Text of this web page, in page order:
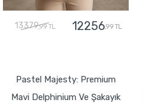
13379,99 TL 12256,99 TL
Pastel Majesty: Premium
Mavi Delphinium Ve Şakayık